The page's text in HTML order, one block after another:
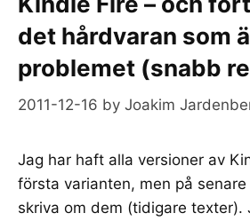
det hårdvaran som
problemet (snabb
2011-12-16 by Joakim
Jag har haft alla versioner av
första varianten, men på
skriva om dem (tidigare texter).